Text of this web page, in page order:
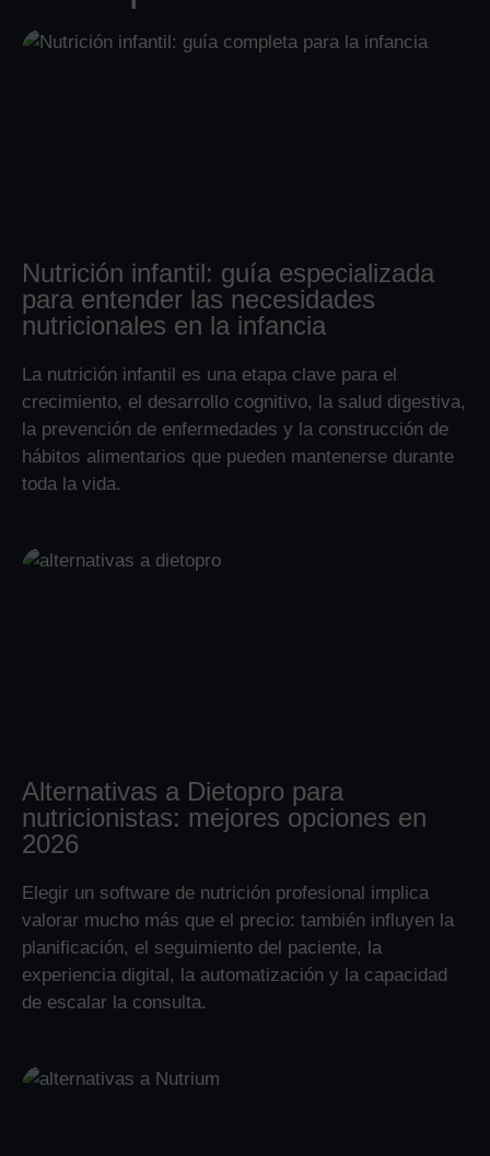
Nutrición infantil: guía especializada
para entender las necesidades
nutricionales en la infancia
La nutrición infantil es una etapa clave para el
crecimiento, el desarrollo cognitivo, la salud digestiva,
la prevención de enfermedades y la construcción de
hábitos alimentarios que pueden mantenerse durante
toda la vida.
Alternativas a Dietopro para
nutricionistas: mejores opciones en
2026
Elegir un software de nutrición profesional implica
valorar mucho más que el precio: también influyen la
planificación, el seguimiento del paciente, la
experiencia digital, la automatización y la capacidad
de escalar la consulta.